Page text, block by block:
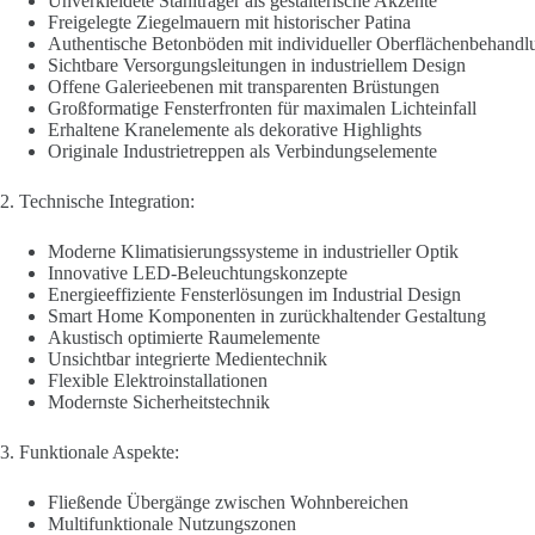
Freigelegte Ziegelmauern mit historischer Patina
Authentische Betonböden mit individueller
Sichtbare Versorgungsleitungen in industriellem Design
Offene Galerieebenen mit transparenten Brüstungen
Großformatige Fensterfronten für maximalen Lichteinfall
Erhaltene Kranelemente als dekorative Highlights
Originale Industrietreppen als Verbindungselemente
2. Technische Integration:
Moderne Klimatisierungssysteme in industrieller Optik
Innovative LED-Beleuchtungskonzepte
Energieeffiziente Fensterlösungen im Industrial Design
Smart Home Komponenten in zurückhaltender Gestaltung
Akustisch optimierte Raumelemente
Unsichtbar integrierte Medientechnik
Flexible Elektroinstallationen
Modernste Sicherheitstechnik
3. Funktionale Aspekte:
Fließende Übergänge zwischen Wohnbereichen
Multifunktionale Nutzungszonen